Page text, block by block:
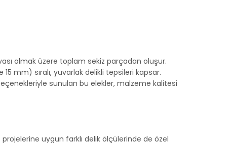
olmak üzere toplam sekiz parçadan oluşur.
mm) sıralı, yuvarlak delikli tepsileri kapsar.
sunulan bu elekler, malzeme kalitesi
uygun farklı delik ölçülerinde de özel